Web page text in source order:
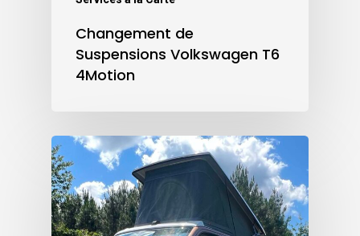
Changement de
Suspensions Volkswagen T6
4Motion